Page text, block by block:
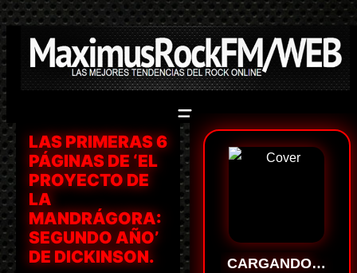
Saltar
al
contenido
LAS PRIMERAS 6
PÁGINAS DE ‘EL
PROYECTO DE
LA
MANDRÁGORA:
SEGUNDO AÑO’
DE DICKINSON.
CARGANDO…